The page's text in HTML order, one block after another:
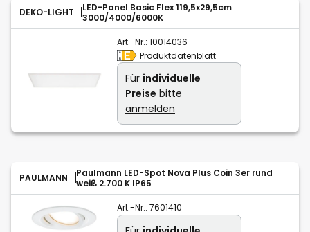
DEKO-LIGHT
LED-Panel Basic Flex 119,5x29,5cm
3000/4000/6000K
Art.-Nr.: 10014036
Produktdatenblatt
Für individuelle
Preise bitte
anmelden
PAULMANN
Paulmann LED-Spot Nova Plus Coin 3er rund
weiß 2.700 K IP65
Art.-Nr.: 7601410